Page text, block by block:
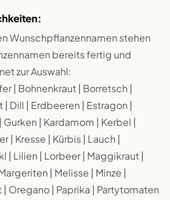
Wunschpflanzennamen stehen
bereits fertig und
zur Auswahl:
| Bohnenkraut | Borretsch |
| Dill | Erdbeeren | Estragon |
| Kardamom | Kerbel |
| Kresse | Kürbis | Lauch |
| Lilien | Lorbeer | Maggikraut |
| Melisse | Minze |
| Oregano | Paprika | Partytomaten